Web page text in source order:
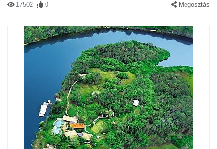
17502 0 Megosztás